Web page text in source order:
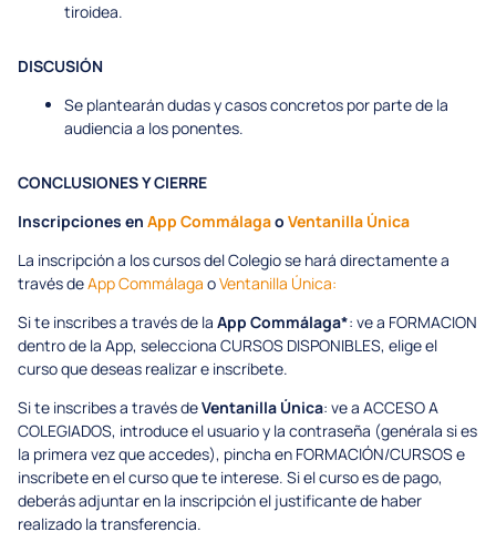
tiroidea.
DISCUSIÓN
Se plantearán dudas y casos concretos por parte de la
audiencia a los ponentes.
CONCLUSIONES Y CIERRE
Inscripciones en App Commálagao Ventanilla Única
La inscripción a los cursos del Colegio se hará directamente a
través deApp Commálaga oVentanilla Única:
Si te inscribes a través de la App Commálaga*: ve a FORMACION
dentro de la App, selecciona CURSOS DISPONIBLES, elige el
curso que deseas realizar e inscríbete.
Si te inscribes a través deVentanilla Única: ve a ACCESO A
COLEGIADOS, introduce el usuario y la contraseña (genérala si es
la primera vez que accedes), pincha en FORMACIÓN/CURSOS e
inscríbete en el curso que te interese. Si el curso es de pago,
deberás adjuntar en la inscripción el justificante de haber
realizado la transferencia.